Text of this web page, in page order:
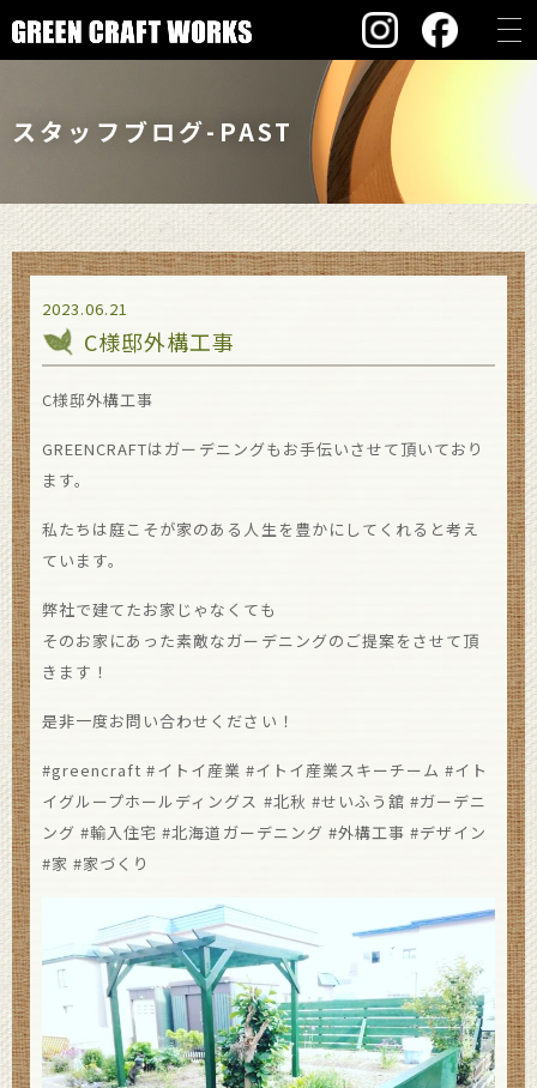
スタッフブログ-PAST
2023.06.21
C様邸外構工事
C様邸外構工事
GREENCRAFTはガーデニングもお手伝いさせて頂いており
ます。
私たちは庭こそが家のある人生を豊かにしてくれると考え
ています。
弊社で建てたお家じゃなくても
そのお家にあった素敵なガーデニングのご提案をさせて頂
きます！
是非一度お問い合わせください！
#greencraft #イトイ産業 #イトイ産業スキーチーム #イト
イグループホールディングス #北秋 #せいふう舘 #ガーデニ
ング #輸入住宅 #北海道ガーデニング #外構工事 #デザイン
#家 #家づくり